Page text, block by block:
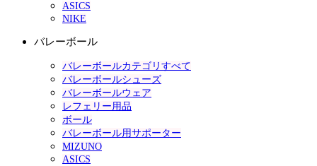
ASICS
NIKE
バレーボール
バレーボールカテゴリすべて
バレーボールシューズ
バレーボールウェア
レフェリー用品
ボール
バレーボール用サポーター
MIZUNO
ASICS